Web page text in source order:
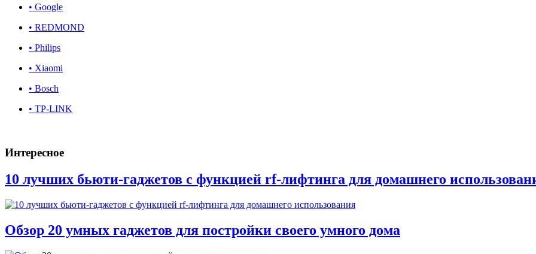
• Google
• REDMOND
• Philips
• Xiaomi
• Bosch
• TP-LINK
Интересное
10 лучших бьюти-гаджетов с функцией rf-лифтинга для домашнего
Обзор 20 умных гаджетов для постройки своего умного дома